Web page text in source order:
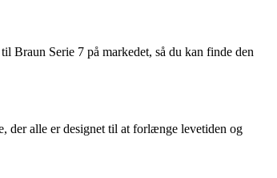
Braun Serie 7 på markedet, så du kan finde den
der alle er designet til at forlænge levetiden og